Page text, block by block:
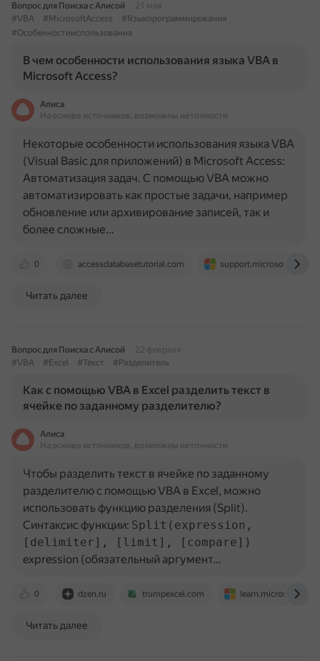
Вопрос для Поиска с Алисой
21 мая
#VBA
#MicrosoftAccess
#Языкпрограммирования
#Особенностииспользования
В чем особенности использования языка VBA в
Microsoft Access?
Алиса
На основе источников, возможны неточности
0 accessdatabasetutorial.com support.microsoft.com
Некоторые особенности использования языка VBA
(Visual Basic для приложений) в Microsoft Access:
Автоматизация задач. С помощью VBA можно
автоматизировать как простые задачи, например
обновление или архивирование записей, так и
более сложные…
Читать далее
Вопрос для Поиска с Алисой
22 февраля
#VBA
#Excel #Текст #Разделитель
Как с помощью VBA в Excel разделить текст в
ячейке по заданному разделителю?
Алиса
На основе источников, возможны неточности
0 dzen.ru trumpexcel.com learn.microsoft.com
Чтобы разделить текст в ячейке по заданному
разделителю с помощью VBA в Excel, можно
использовать функцию разделения (Split).
Синтаксис функции: Split(expression,
[delimiter], [limit], [compare])
expression (обязательный аргумент…
Читать далее